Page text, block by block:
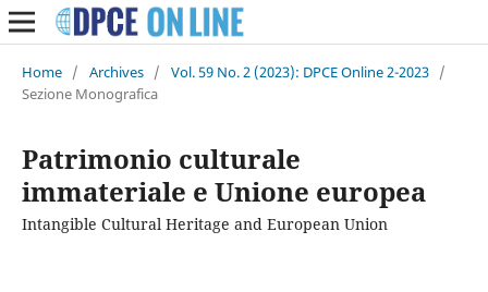
Home / Archives / Vol. 59 No. 2 (2023): DPCE Online 2-2023 /
Sezione Monografica
Patrimonio culturale
immateriale e Unione europea
Intangible Cultural Heritage and European Union